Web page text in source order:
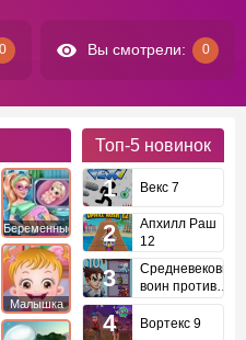
0 Вы смотрели: 0
Беременные
Малышка
Хейзел
Топ-5 новинок
Векс 7
Апхилл Раш
12
Средневековый
воин против
Вортекс 9